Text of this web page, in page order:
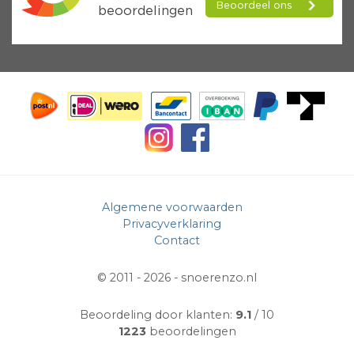
Algemene voorwaarden
Privacyverklaring
Contact
© 2011 - 2026 - snoerenzo.nl
Beoordeling door klanten: 9.1 / 10
1223beoordelingen